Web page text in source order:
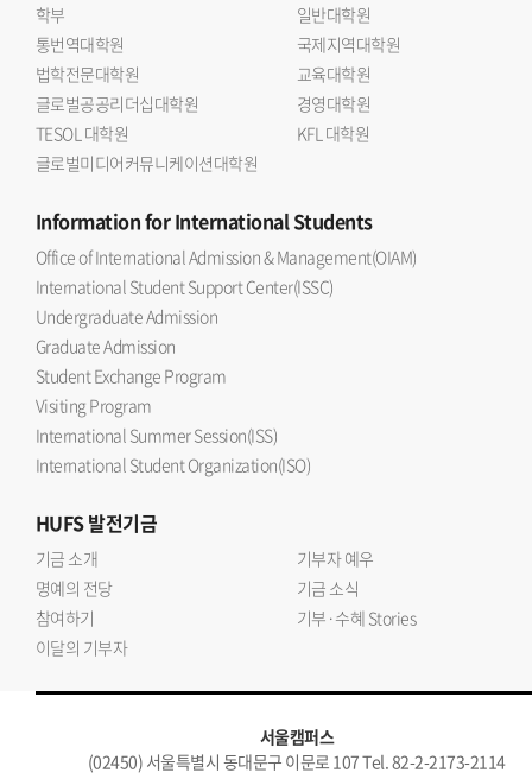
학부
일반대학원
통번역대학원
국제지역대학원
법학전문대학원
교육대학원
글로벌공공리더십대학원
경영대학원
TESOL 대학원
KFL 대학원
글로벌미디어커뮤니케이션대학원
Informationfor International Students
Office of International Admission & Management(OIAM)
International Student Support Center(ISSC)
Undergraduate Admission
Graduate Admission
Student Exchange Program
Visiting Program
International Summer Session(ISS)
International Student Organization(ISO)
HUFS발전기금
기금 소개
기부자 예우
명예의 전당
기금 소식
참여하기
기부·수혜 Stories
이달의 기부자
서울캠퍼스
(02450) 서울특별시 동대문구 이문로 107 Tel. 82-2-2173-2114